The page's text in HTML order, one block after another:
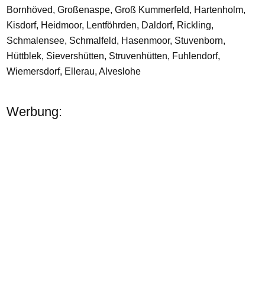
Bornhöved, Großenaspe, Groß Kummerfeld, Hartenholm,
Kisdorf, Heidmoor, Lentföhrden, Daldorf, Rickling,
Schmalensee, Schmalfeld, Hasenmoor, Stuvenborn,
Hüttblek, Sievershütten, Struvenhütten, Fuhlendorf,
Wiemersdorf, Ellerau, Alveslohe
Werbung: